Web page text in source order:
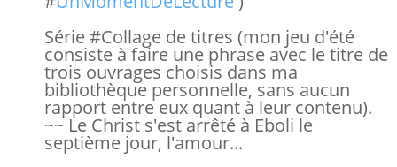
Série #Collage de titres (mon jeu d'été
consiste à faire une phrase avec le titre de
trois ouvrages choisis dans ma
bibliothèque personnelle, sans aucun
rapport entre eux quant à leur contenu).
~~ Le Christ s'est arrêté à Eboli le
septième jour, l'amour...